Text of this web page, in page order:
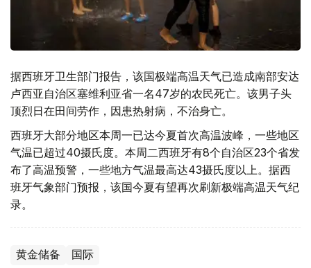
据西班牙卫生部门报告，该国极端高温天气已造成南部安达
卢西亚自治区塞维利亚省一名47岁的农民死亡。该男子头
顶烈日在田间劳作，因患热射病，不治身亡。
西班牙大部分地区本周一已达今夏首次高温波峰，一些地区
气温已超过40摄氏度。本周二西班牙有8个自治区23个省发
布了高温预警，一些地方气温最高达43摄氏度以上。据西
班牙气象部门预报，该国今夏有望再次刷新极端高温天气纪
录。
黄金储备 国际